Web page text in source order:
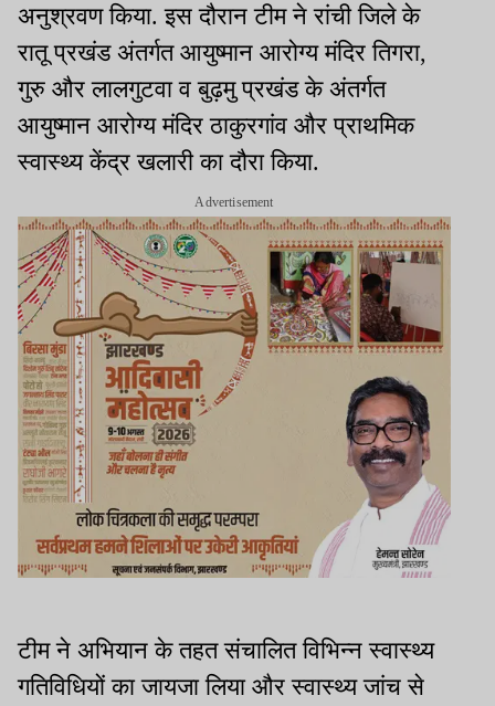
अनुश्रवण किया. इस दौरान टीम ने रांची जिले के
रातू प्रखंड अंतर्गत आयुष्मान आरोग्य मंदिर तिगरा,
गुरु और लालगुटवा व बुढ़मु प्रखंड के अंतर्गत
आयुष्मान आरोग्य मंदिर ठाकुरगांव और प्राथमिक
स्वास्थ्य केंद्र खलारी का दौरा किया.
Advertisement
टीम ने अभियान के तहत संचालित विभिन्न स्वास्थ्य
गतिविधियों का जायजा लिया और स्वास्थ्य जांच से